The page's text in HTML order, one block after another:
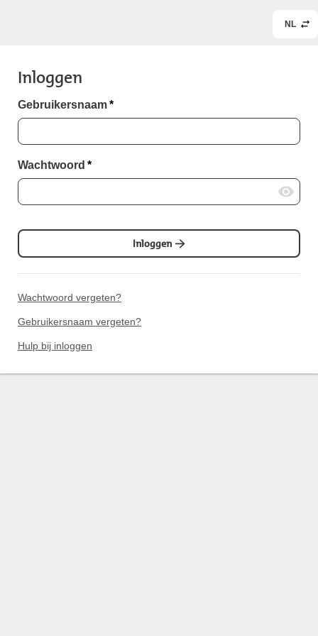
NL
Inloggen
Gebruikersnaam*
Wachtwoord *
Inloggen
Wachtwoord vergeten?
Gebruikersnaam vergeten?
Hulp bij inloggen